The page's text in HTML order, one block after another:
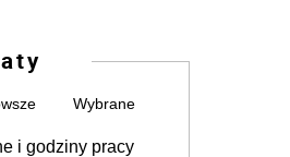
Wybrane
i godziny pracy